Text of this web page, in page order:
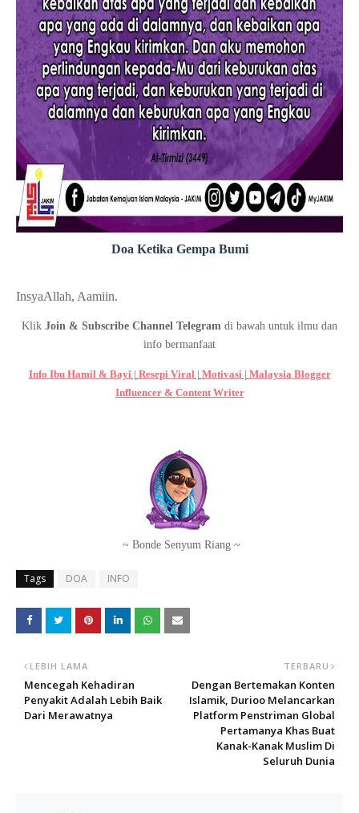
Doa Ketika Gempa Bumi
InsyaAllah, Aamiin.
Klik Join & Subscribe Channel Telegram di bawah untuk ilmu dan
info bermanfaat
Info Ibu Hamil & Bayi| Resepi Viral| Motivasi| Malaysia Blogger
Influencer & Content Writer
~ Bonde Senyum Riang ~
Tags DOA INFO
TERBARU
Dengan Bertemakan Konten
Islamik, Durioo Melancarkan
Platform Penstriman Global
Pertamanya Khas Buat
Kanak-Kanak Muslim Di
Seluruh Dunia
LEBIH LAMA
Mencegah Kehadiran
Penyakit Adalah Lebih Baik
Dari Merawatnya